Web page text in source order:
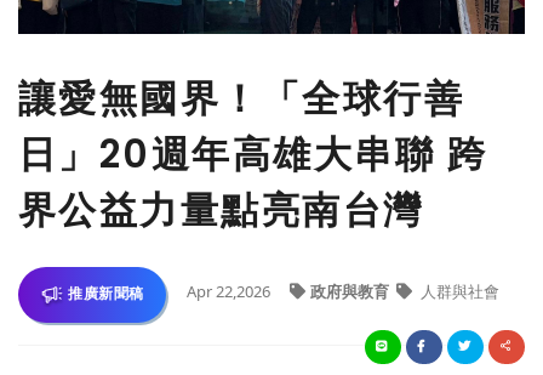
讓愛無國界！「全球行善
日」20週年高雄大串聯 跨
界公益力量點亮南台灣
推廣新聞稿 Apr 22,2026 政府與教育 人群與社會